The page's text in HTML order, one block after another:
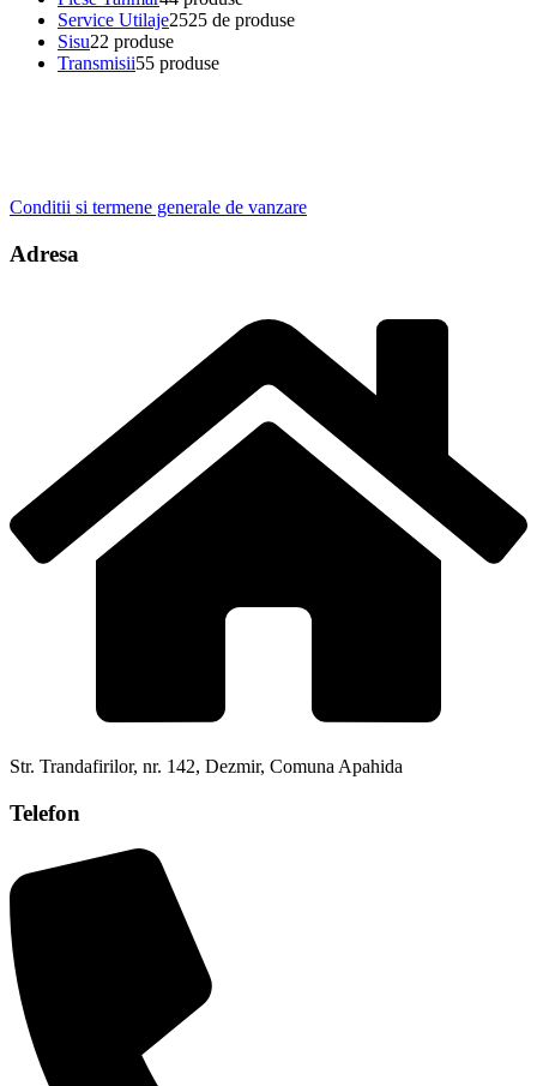
Service Utilaje2525 de produse
Sisu22 produse
Transmisii55 produse
Conditii si termene generale de vanzare
Adresa
Str. Trandafirilor, nr. 142, Dezmir, Comuna Apahida
Telefon